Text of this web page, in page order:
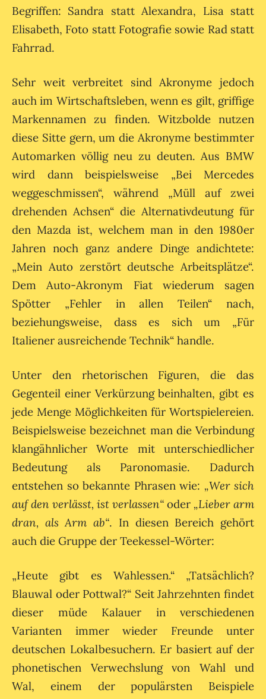
Begriffen: Sandra statt Alexandra, Lisa statt
Elisabeth, Foto statt Fotografie sowie Rad statt
Fahrrad.
Sehr weit verbreitet sind Akronyme jedoch
auch im Wirtschaftsleben, wenn es gilt, griffige
Markennamen zu finden. Witzbolde nutzen
diese Sitte gern, um die Akronyme bestimmter
Automarken völlig neu zu deuten. Aus BMW
wird dann beispielsweise „Bei Mercedes
weggeschmissen“, während „Müll auf zwei
drehenden Achsen“ die Alternativdeutung für
den Mazda ist, welchem man in den 1980er
Jahren noch ganz andere Dinge andichtete:
„Mein Auto zerstört deutsche Arbeitsplätze“.
Dem Auto-Akronym Fiat wiederum sagen
Spötter „Fehler in allen Teilen“ nach,
beziehungsweise, dass es sich um „Für
Italiener ausreichende Technik“ handle.
Unter den rhetorischen Figuren, die das
Gegenteil einer Verkürzung beinhalten, gibt es
jede Menge Möglichkeiten für Wortspielereien.
Beispielsweise bezeichnet man die Verbindung
klangähnlicher Worte mit unterschiedlicher
Bedeutung als Paronomasie. Dadurch
entstehen so bekannte Phrasen wie: „Wer sich
auf den verlässt, ist verlassen“ oder „Lieber arm
dran, als Arm ab“. In diesen Bereich gehört
auch die Gruppe der Teekessel-Wörter:
„Heute gibt es Wahlessen.“ „Tatsächlich?
Blauwal oder Pottwal?“ Seit Jahrzehnten findet
dieser müde Kalauer in verschiedenen
Varianten immer wieder Freunde unter
deutschen Lokalbesuchern. Er basiert auf der
phonetischen Verwechslung von Wahl und
Wal, einem der populärsten Beispiele